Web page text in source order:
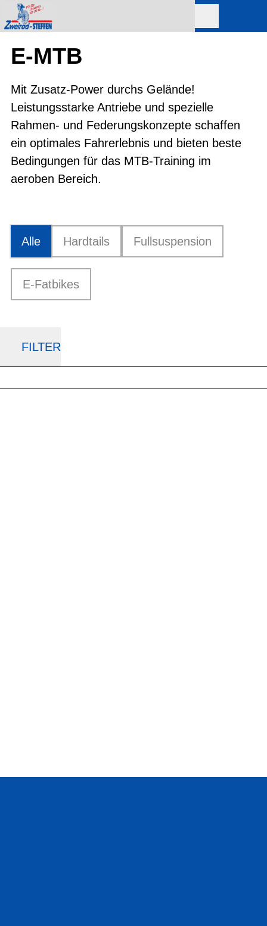
E-MTB
Mit Zusatz-Power durchs Gelände!
Leistungsstarke Antriebe und spezielle
Rahmen- und Federungskonzepte schaffen
ein optimales Fahrerlebnis und bieten beste
Bedingungen für das MTB-Training im
aeroben Bereich.
Alle Hardtails Fullsuspension
E-Fatbikes
FILTER